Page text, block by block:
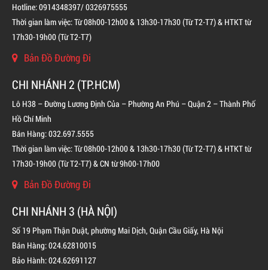
BÌNH CHỮA CHÁY ĐỘC LẬP KHÍ FM200
LIÊN HỆ
Hotline: 0914348397/ 0326975555
Thời gian làm việc: Từ 08h00-12h00 & 13h30-17h30 (Từ T2-T7) & HTKT từ
17h30-19h00 (Từ T2-T7)
Bản Đồ Đường Đi
CHI NHÁNH 2 (TP.HCM)
Lô H38 – Đường Lương Định Của – Phường An Phú – Quận 2 – Thành Phố
Hồ Chí Minh
Bán Hàng: 032.697.5555
Thời gian làm việc: Từ 08h00-12h00 & 13h30-17h30 (Từ T2-T7) & HTKT từ
17h30-19h00 (Từ T2-T7) & CN từ 9h00-17h00
Bản Đồ Đường Đi
CHI NHÁNH 3 (HÀ NỘI)
Số 19 Phạm Thận Duật, phường Mai Dịch, Quận Cầu Giấy, Hà Nội
Bán Hàng: 024.62810015
Bảo Hành: 024.62691127